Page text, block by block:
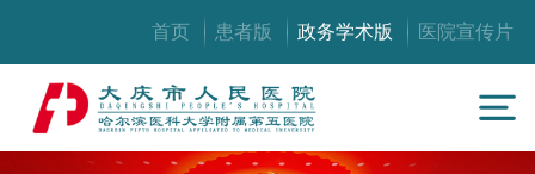
首页 患者版 政务学术版 医院宣传片